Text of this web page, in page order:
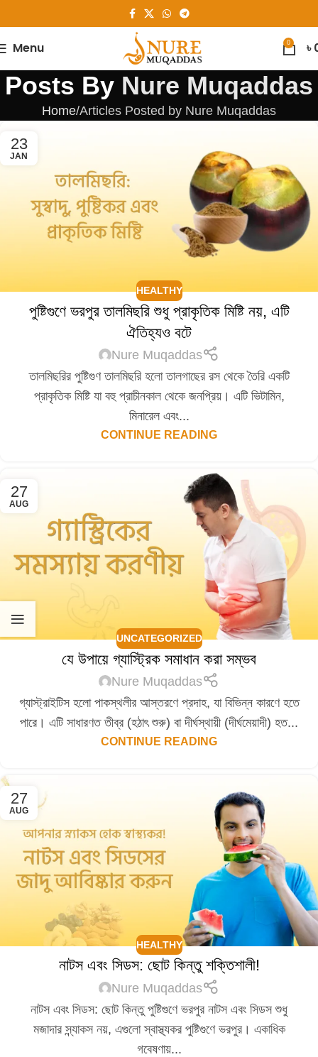
Menu 0 ৳
Posts By Nure Muqaddas
Home Articles Posted by Nure Muqaddas
23
JAN
HEALTHY
পুষ্টিগুণে ভরপুর তালমিছরি শুধু প্রাকৃতিক মিষ্টি নয়, এটি
ঐতিহ্যও বটে
Nure Muqaddas
তালমিছরির পুষ্টিগুণ তালমিছরি হলো তালগাছের রস থেকে তৈরি একটি
প্রাকৃতিক মিষ্টি যা বহু প্রাচীনকাল থেকে জনপ্রিয়। এটি ভিটামিন,
মিনারেল এবং...
CONTINUE READING
27
AUG
UNCATEGORIZED
যে উপায়ে গ্যাস্ট্রিক সমাধান করা সম্ভব
Nure Muqaddas
গ্যাস্ট্রাইটিস হলো পাকস্থলীর আস্তরণে প্রদাহ, যা বিভিন্ন কারণে হতে
পারে। এটি সাধারণত তীব্র (হঠাৎ শুরু) বা দীর্ঘস্থায়ী (দীর্ঘমেয়াদী) হত...
CONTINUE READING
27
AUG
HEALTHY
নাটস এবং সিডস: ছোট কিন্তু শক্তিশালী!
Nure Muqaddas
নাটস এবং সিডস: ছোট কিন্তু পুষ্টিগুণে ভরপুর নাটস এবং সিডস শুধু
মজাদার স্ন্যাকস নয়, এগুলো স্বাস্থ্যকর পুষ্টিগুণে ভরপুর। একাধিক
গবেষণায়...